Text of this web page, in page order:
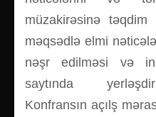
müzakirəsinə
məqsədlə elmi
nəşr edilməsi və
saytında
Konfransın açılş